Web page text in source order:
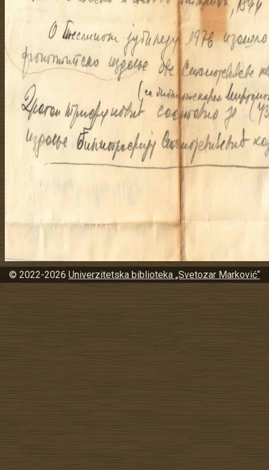
© 2022-2026 Univerzitetska biblioteka „Svetozar Marković“